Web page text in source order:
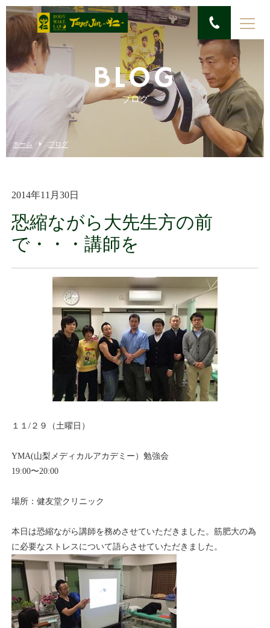
BLOG
ブログ
ホーム ブログ
2014年11月30日
恐縮ながら大先生方の前
で・・・講師を
１１/２９（土曜日）
YMA(山梨メディカルアカデミー）勉強会
19:00〜20:00
場所：健友堂クリニック
本日は恐縮ながら講師を務めさせていただきました。筋肥大の為
に必要なストレスについて語らさせていただきました。